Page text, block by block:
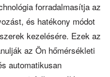
forradalmasítja az
és hatékony módot
kezelésére. Ezek az
az Ön hőmérsékleti
automatikusan